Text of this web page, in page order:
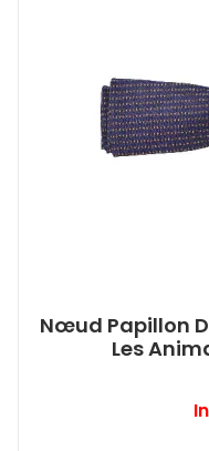
Nœud Papillon
Les